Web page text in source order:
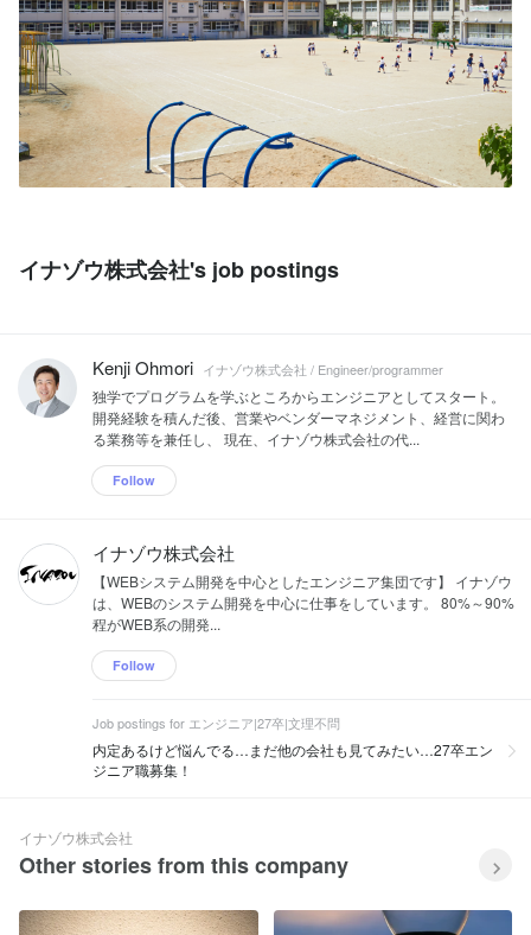
イナゾウ株式会社's job postings
Kenji Ohmori イナゾウ株式会社 / Engineer/programmer
独学でプログラムを学ぶところからエンジニアとしてスタート。
開発経験を積んだ後、営業やベンダーマネジメント、経営に関わ
る業務等を兼任し、 現在、イナゾウ株式会社の代...
Follow
イナゾウ株式会社
【WEBシステム開発を中心としたエンジニア集団です】 イナゾウ
は、WEBのシステム開発を中心に仕事をしています。 80%～90%
程がWEB系の開発...
Follow
Job postings for エンジニア|27卒|文理不問
内定あるけど悩んでる…まだ他の会社も見てみたい…27卒エン
ジニア職募集！
イナゾウ株式会社
Other stories from this company